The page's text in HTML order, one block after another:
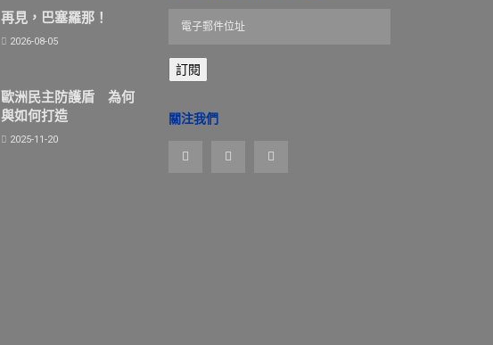
再見，巴塞羅那！
2026-08-05
歐洲民主防護盾 為何
與如何打造
2025-11-20
郵
件
址
訂閱
關注我們